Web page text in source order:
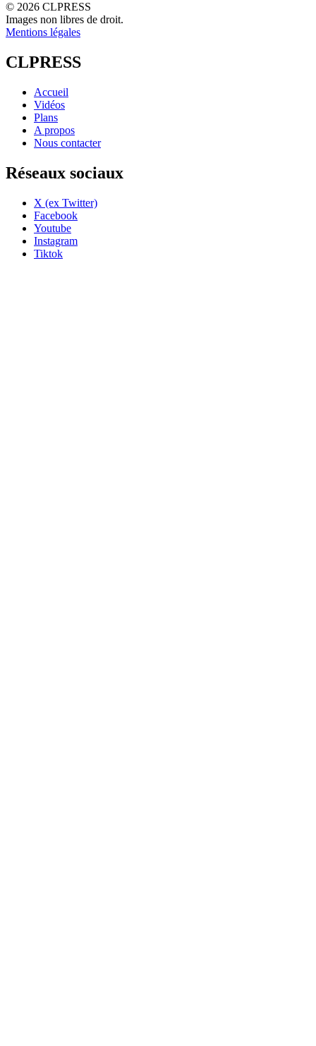
© 2026 CLPRESS
Images non libres de droit.
Mentions légales
CLPRESS
Accueil
Vidéos
Plans
A propos
Nous contacter
Réseaux sociaux
X (ex Twitter)
Facebook
Youtube
Instagram
Tiktok